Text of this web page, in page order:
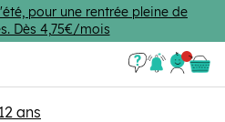
pour une rentrée pleine de
Dès 4,75€/mois
Se
ans